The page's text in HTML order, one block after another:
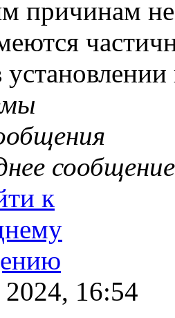
причинам
сообщение
2024, 16:54